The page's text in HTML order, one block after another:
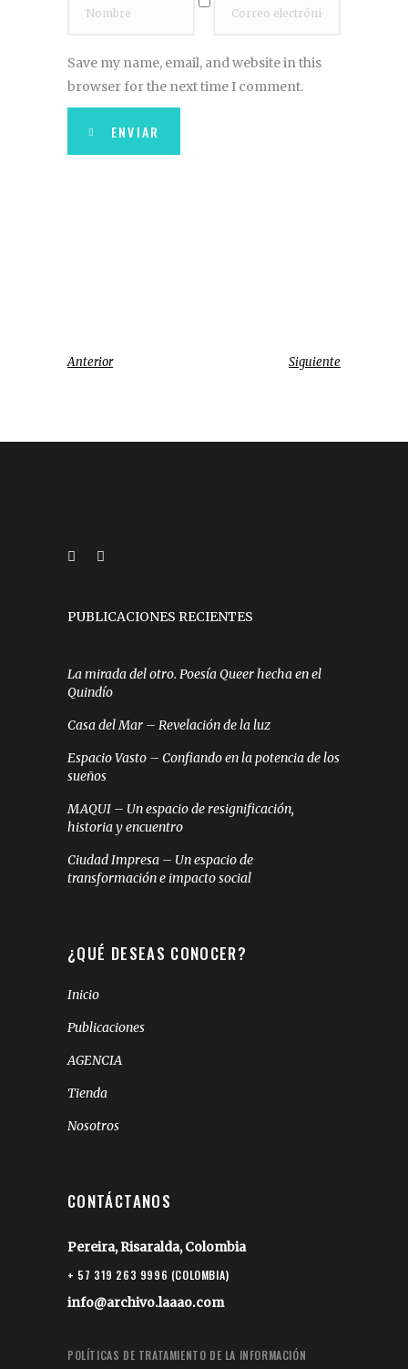
Save my name, email, and website in this
browser for the next time I comment.
ENVIAR
Anterior Siguiente
PUBLICACIONES RECIENTES
La mirada del otro. Poesía Queer hecha en el
Quindío
Casa del Mar – Revelación de la luz
Espacio Vasto – Confiando en la potencia de los
sueños
MAQUI – Un espacio de resignificación,
historia y encuentro
Ciudad Impresa – Un espacio de
transformación e impacto social
¿QUÉ DESEAS CONOCER?
Inicio
Publicaciones
AGENCIA
Tienda
Nosotros
CONTÁCTANOS
Pereira, Risaralda, Colombia
+ 57 319 263 9996 (COLOMBIA)
info@archivo.laaao.com
POLÍTICAS DE TRATAMIENTO DE LA INFORMACIÓN